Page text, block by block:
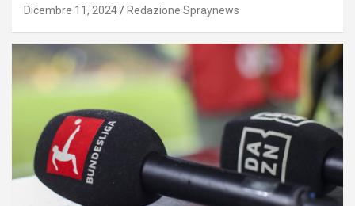
Dicembre 11, 2024 Redazione Spraynews